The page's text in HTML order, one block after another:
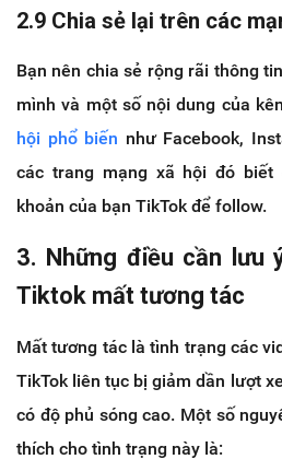
2.9 Chia sẻ lại trên các
Bạn nên chia sẻ rộng rãi thông
mình và một số nội dung của
hội phổ biến như Facebook,
các trang mạng xã hội đó
khoản của bạn TikTok để follow.
3. Những điều cần lưu
Tiktok mất tương tác
Mất tương tác là tình trạng các
TikTok liên tục bị giảm dần lượt
có độ phủ sóng cao. Một số
thích cho tình trạng này là: